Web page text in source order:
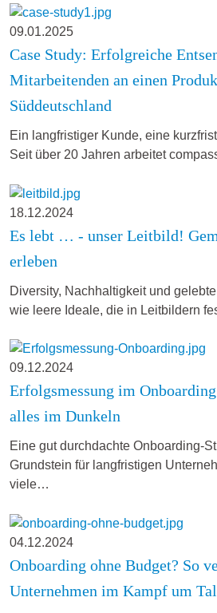
09.01.2025
Case Study: Erfolgreiche
Mitarbeitenden an einen
Süddeutschland
Ein langfristiger Kunde, eine
Seit über 20 Jahren arbeitet
18.12.2024
Es lebt … - unser Leitbild!
erleben
Diversity, Nachhaltigkeit und
wie leere Ideale, die in Leitbildern
09.12.2024
Erfolgsmessung im
alles im Dunkeln
Eine gut durchdachte Onboarding-
Grundstein für langfristigen
viele…
04.12.2024
Onboarding ohne Budget? So
Unternehmen im Kampf um